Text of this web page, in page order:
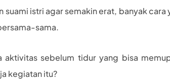
suami istri agar semakin erat, banyak
sama.
aktivitas sebelum tidur yang bisa
kegiatan itu?